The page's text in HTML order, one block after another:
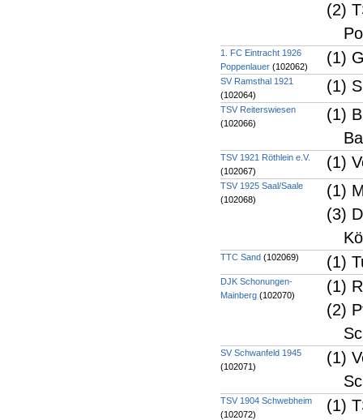
(2)
1. FC Eintracht 1926
Poppenlauer (102062) (1)
SV Ramsthal 1921
(102064)
(1)
TSV Reiterswiesen
(102066)
(1)
TSV 1921 Röthlein e.V.
(102067)
(1)
TSV 1925 Saal/Saale
(102068)
(1)
(3)
TTC Sand (102069) (1)
DJK Schonungen-
Mainberg (102070)
(1)
(2)
SV Schwanfeld 1945
(102071)
(1)
TSV 1904 Schwebheim
(102072)
(1)